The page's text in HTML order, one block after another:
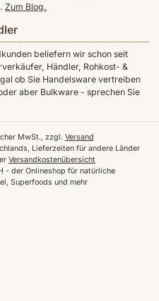
Zum Blog.
beliefern wir schon seit
Händler, Rohkost- &
ob Sie Handelsware vertreiben
aber Bulkware - sprechen Sie
der Onlineshop für natürliche
Superfoods und mehr
MwSt., zzgl. Versand
Lieferzeiten für andere Länder
Versandkostenübersicht